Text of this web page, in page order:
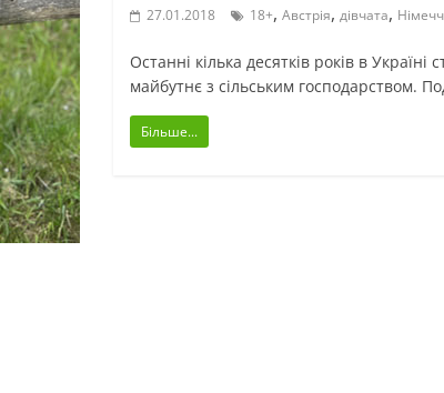
27.01.2018 18+, Австрія, дівчата,
Останні кілька десятків років в
майбутнє з сільським господарством.
Більше...